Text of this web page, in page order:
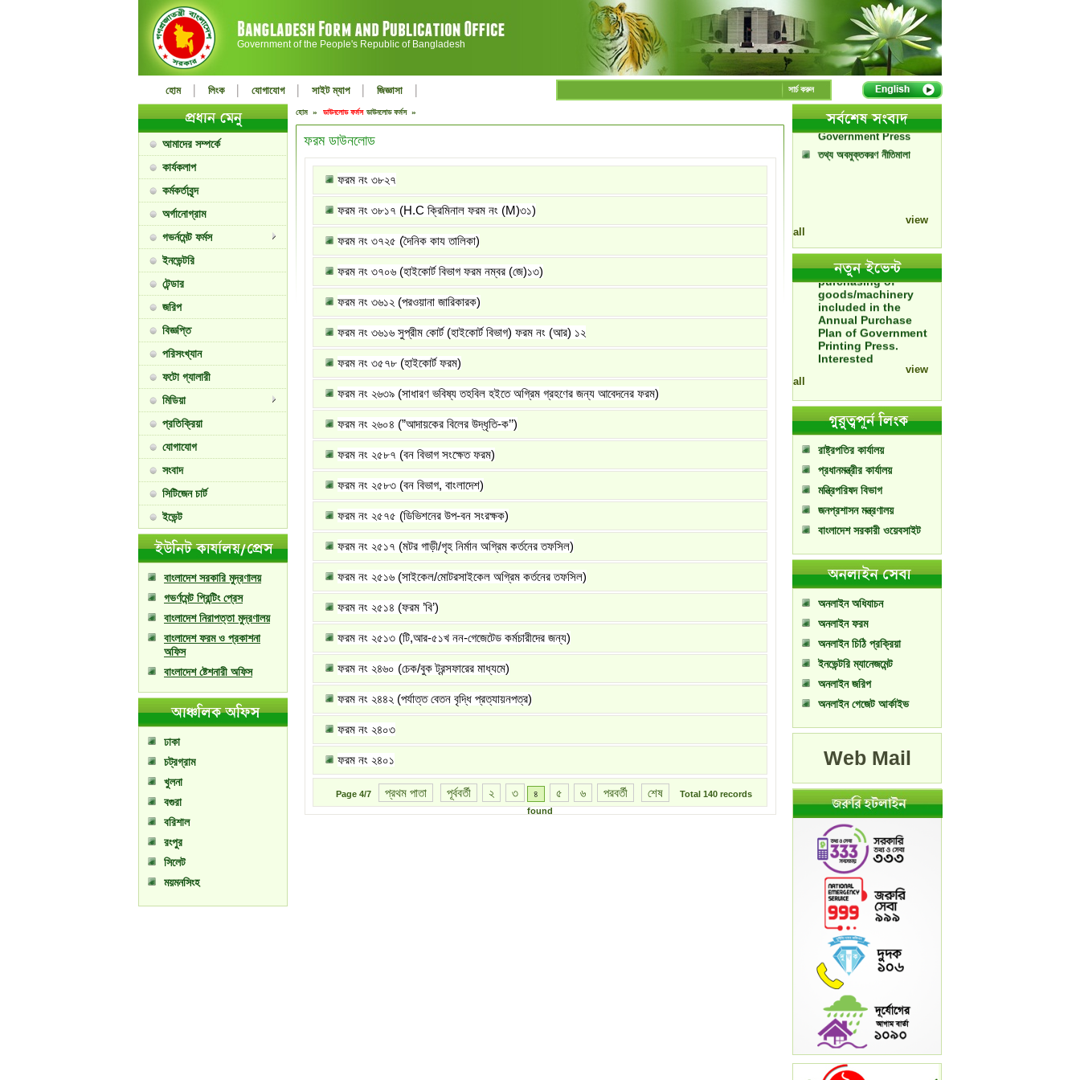
Government of the People's Republic of Bangladesh
হোম | লিংক | যোগাযোগ | সাইট ম্যাপ | জিজ্ঞাসা | সার্চ করুন
আমাদের সম্পর্কে
কার্যকলাপ
কর্মকর্তাবৃন্দ
অর্গানোগ্রাম
গভর্নমেন্ট ফর্মস
ইনভেন্টরি
টেন্ডার
জরিপ
বিজ্ঞপ্তি
পরিসংখ্যান
ফটো গ্যালারী
মিডিয়া
প্রতিক্রিয়া
যোগাযোগ
সংবাদ
সিটিজেন চার্ট
ইভেন্ট
বাংলাদেশ সরকারি মুদ্রণালয়
গভর্ণমেন্ট প্রিন্টিং প্রেস
বাংলাদেশ নিরাপত্তা মুদ্রণালয়
বাংলাদেশ ফরম ও প্রকাশনা
অফিস
বাংলাদেশ ষ্টেশনারী অফিস
ঢাকা
চট্রগ্রাম
খুলনা
বগুরা
বরিশাল
রংপুর
সিলেট
ময়মনসিংহ
হোম » ডাউনলোড ফর্মস ডাউনলোড ফর্মস »
ফরম ডাউনলোড
ফরম নং ৩৮২৭
ফরম নং ৩৮১৭ (H.C ক্রিমিনাল ফরম নং (M)৩১)
ফরম নং ৩৭২৫ (দৈনিক কায তালিকা)
ফরম নং ৩৭০৬ (হাইকোর্ট বিভাগ ফরম নম্বর (জে)১৩)
ফরম নং ৩৬১২ (পরওয়ানা জারিকারক)
ফরম নং ৩৬১৬ সুপ্রীম কোর্ট (হাইকোর্ট বিভাগ) ফরম নং (আর) ১২
ফরম নং ৩৫৭৮ (হাইকোর্ট ফরম)
ফরম নং ২৬৩৯ (সাধারণ ভবিষ্য তহবিল হইতে অগ্রিম গ্রহণের জন্য আবেদনের ফরম)
ফরম নং ২৬০৪ (”আদায়কের বিলের উদ্ধৃতি-ক’’)
ফরম নং ২৫৮৭ (বন বিভাগ সংক্ষেত ফরম)
ফরম নং ২৫৮৩ (বন বিভাগ, বাংলাদেশ)
ফরম নং ২৫৭৫ (ডিভিশনের উপ-বন সংরক্ষক)
ফরম নং ২৫১৭ (মটর গাড়ী/গৃহ নির্মান অগ্রিম কর্তনের তফসিল)
ফরম নং ২৫১৬ (সাইকেল/মোটরসাইকেল অগ্রিম কর্তনের তফসিল)
ফরম নং ২৫১৪ (ফরম ’বি’)
ফরম নং ২৫১৩ (টি,আর-৫১খ নন-গেজেটেড কর্মচারীদের জন্য)
ফরম নং ২৪৬০ (চেক/বুক ট্রন্সফারের মাধ্যমে)
ফরম নং ২৪৪২ (পর্যাত্ত বেতন বৃদ্ধি প্রত্যায়নপত্র)
ফরম নং ২৪০৩
ফরম নং ২৪০১
Page 4/7 প্রথম পাতা পূর্ববর্তী ২ ৩ ৪ ৫ ৬ পরবর্তী শেষ Total 140 records
found
মুদ্রণ ও প্রকাশনা অধিদপ্তরের
দ্বিতীয় প্রজন্মে সিটিজেন চার্টার
পরীক্ষামূলক খবর BSO
A Handbook of
Government Press
view
all
Tender Proposals
have been invited for
purchasing of
goods/machinery
included in the
Annual Purchase
Plan of Government
Printing Press.
Interested
contractors are
requested to take
Annual Performance
Contract preparation
Monitoring and
Evaluation
Guidelines 2021-2022
view
all
রাষ্ট্রপতির কার্যালয়
প্রধানমন্ত্রীর কার্যালয়
মন্ত্রিপরিষদ বিভাগ
জনপ্রশাসন মন্ত্রণালয়
বাংলাদেশ সরকারী ওয়েবসাইট
অনলাইন অধিযাচন
অনলাইন ফরম
অনলাইন চিঠি প্রক্রিয়া
ইনভেন্টরি ম্যানেজমেন্ট
অনলাইন জরিপ
অনলাইন গেজেট আর্কাইভ
Web Mail